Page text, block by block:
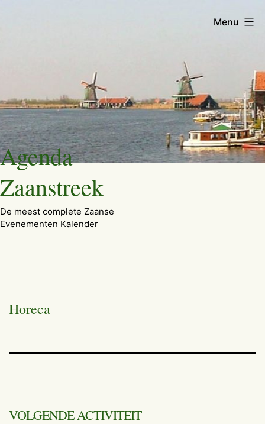
Ga
naar
de
inhoud
Agenda
Zaanstreek
De meest complete Zaanse
Evenementen Kalender
Menu
Horeca
VOLGENDE ACTIVITEIT